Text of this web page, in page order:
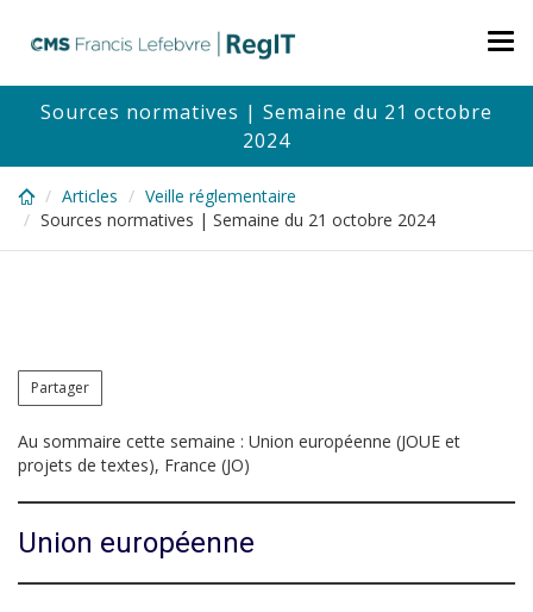
content
Sources normatives | Semaine du 21 octobre
2024
Articles
Veille réglementaire
Sources normatives | Semaine du 21 octobre 2024
Partager
Au sommaire cette semaine : Union européenne (JOUE et
projets de textes), France (JO)
Union européenne